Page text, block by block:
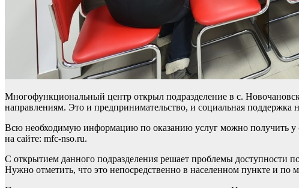
Многофункциональный центр открыл подразделение в с.
направлениям. Это и предпринимательство, и социальная поддержка
Всю необходимую информацию по оказанию услуг можно получить у
на сайте: mfc-nso.ru.
С открытием данного подразделения решает проблемы доступности
Нужно отметить, что это непосредственно в населенном пункте и